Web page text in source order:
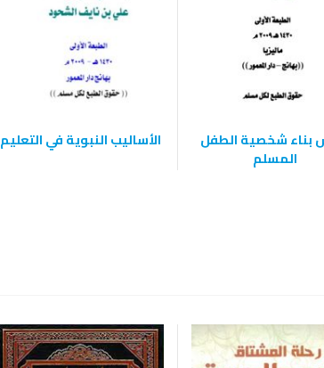
شخصية الطفل
المسلم
الأساليب النبوية في التعليم